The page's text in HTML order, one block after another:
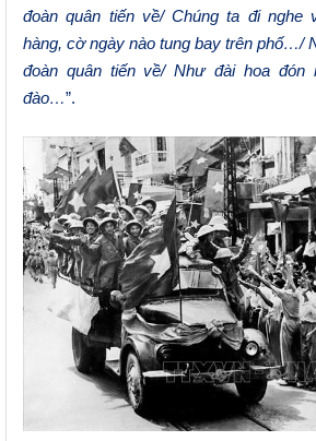
đoàn quân tiến về/ Chúng ta đi nghe
hàng, cờ ngày nào tung bay trên phố…/
đoàn quân tiến về/ Như đài hoa đón
đào…”.